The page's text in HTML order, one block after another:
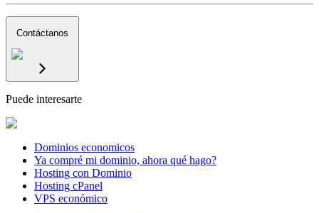
Contáctanos
Puede interesarte
Dominios economicos
Ya compré mi dominio, ahora qué hago?
Hosting con Dominio
Hosting cPanel
VPS económico